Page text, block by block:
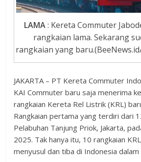
LAMA: Kereta Commuter
rangkaian lama. Sekarang
rangkaian yang
JAKARTA – PT Kereta Commuter
KAI Commuter baru saja menerima
rangkaian Kereta Rel Listrik (KRL)
Rangkaian pertama yang terdiri dari
Pelabuhan Tanjung Priok, Jakarta,
2025. Tak hanya itu, 10 rangkaian
menyusul dan tiba di Indonesia dalam